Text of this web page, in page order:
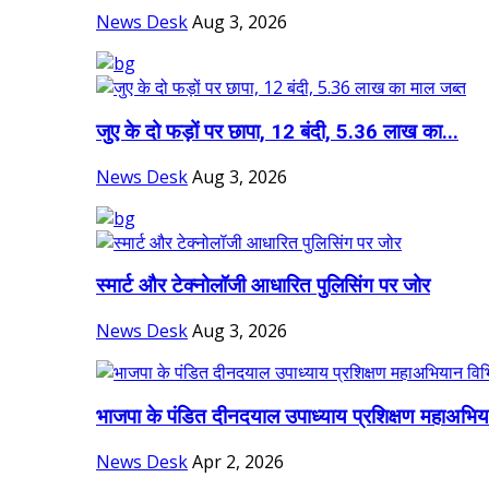
News DeskAug 3, 2026
जुए के दो फड़ों पर छापा, 12 बंदी, 5.36 लाख का...
News DeskAug 3, 2026
स्मार्ट और टेक्नोलॉजी आधारित पुलिसिंग पर जोर
News DeskAug 3, 2026
भाजपा के पंडित दीनदयाल उपाध्याय प्रशिक्षण
News DeskApr 2, 2026